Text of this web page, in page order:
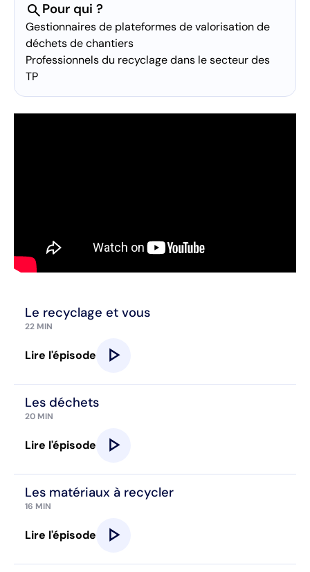
searchPour qui ?
Gestionnaires de plateformes de valorisation de
déchets de chantiers
Professionnels du recyclage dans le secteur des
TP
Le recyclage et vous
22 MIN
Lire l'épisode play_arrow
Les déchets
20 MIN
Lire l'épisode play_arrow
Les matériaux à recycler
16 MIN
Lire l'épisode play_arrow